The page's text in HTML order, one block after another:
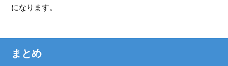
になります。
まとめ